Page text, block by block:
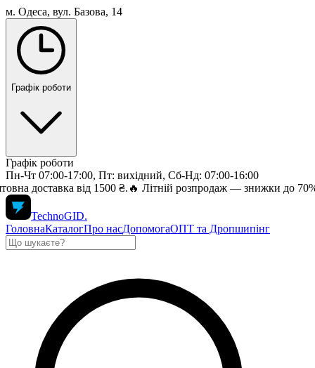
м. Одеса, вул. Базова, 14
Графік роботи
Графік роботи
Пн-Чт 07:00-17:00, Пт: вихідний, Сб-Нд: 07:00-16:00
від 1500 ₴.🔥 Літній розпродаж — знижки до 70% на топ
TechnoGID.
ГоловнаКаталогПро насДопомогаОПТ та Дропшипінг